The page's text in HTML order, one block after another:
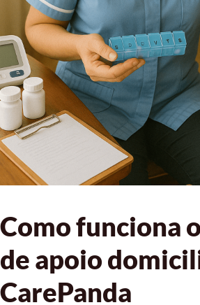
Como funciona
de apoio
CarePanda